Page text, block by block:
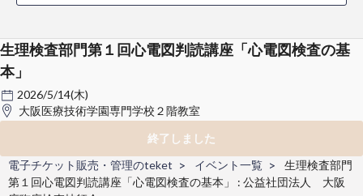
生理検査部門第１回心電図判読講座「心電図検査の基
本」
2026/5/14(木)
大阪医療技術学園専門学校２階教室
終了しました
電子チケット販売・管理のteket
イベント一覧
生理検査部門
第１回心電図判読講座「心電図検査の基本」 : 公益社団法人 大阪